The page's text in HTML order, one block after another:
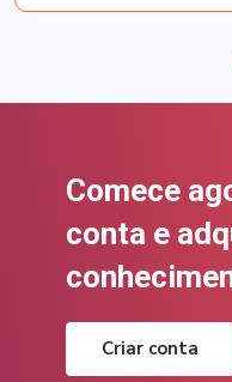
Comece
conta e
Criar conta